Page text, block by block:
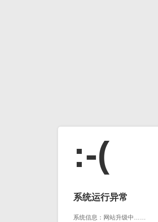
:-(
系统运行异常
系统信息：网站升级中……